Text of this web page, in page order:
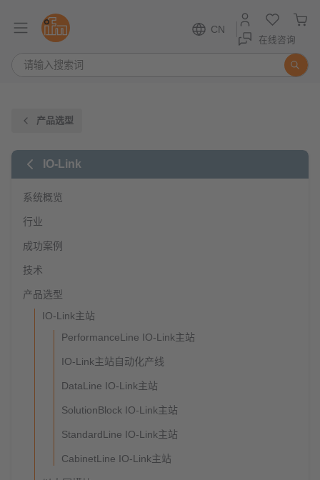
CN
在线咨询
产品选型
IO-Link
系统概览
行业
成功案例
技术
产品选型
IO-Link主站
PerformanceLine IO-Link主站
IO-Link主站自动化产线
DataLine IO-Link主站
SolutionBlock IO-Link主站
StandardLine IO-Link主站
CabinetLine IO-Link主站